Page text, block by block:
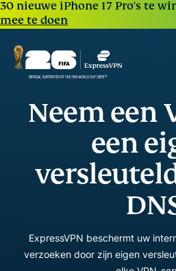
30 nieuwe iPhone 17 Pro's te
mee te doen
Neem een
een
ExpressVPN beschermt uw
verzoeken door zijn eigen